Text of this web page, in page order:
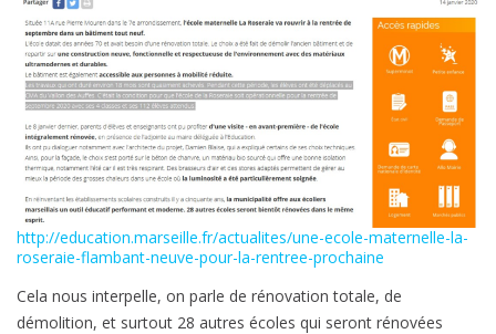
http://education.marseille.fr/actualites/une-ecole-maternelle-la-
roseraie-flambant-neuve-pour-la-rentree-prochaine
Cela nous interpelle, on parle de rénovation totale, de
démolition, et surtout 28 autres écoles qui seront rénovées